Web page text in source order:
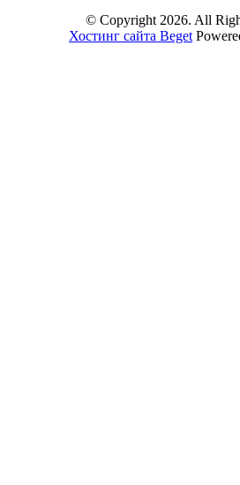
© Copyright 2026. All
Хостинг сайта Beget